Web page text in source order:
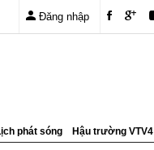
Đăng nhập
phát sóng Hậu trường VTV4